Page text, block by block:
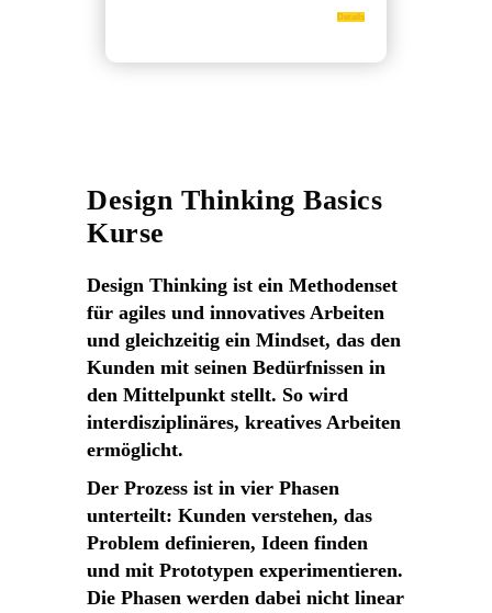
Details
Design Thinking Basics
Kurse
Design Thinking ist ein Methodenset
für agiles und innovatives Arbeiten
und gleichzeitig ein Mindset, das den
Kunden mit seinen Bedürfnissen in
den Mittelpunkt stellt. So wird
interdisziplinäres, kreatives Arbeiten
ermöglicht.
Der Prozess ist in vier Phasen
unterteilt: Kunden verstehen, das
Problem definieren, Ideen finden
und mit Prototypen experimentieren.
Die Phasen werden dabei nicht linear